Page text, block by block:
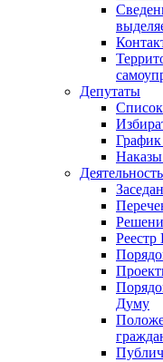
Депутаты
Список
Наказы
Деятельность
Думу